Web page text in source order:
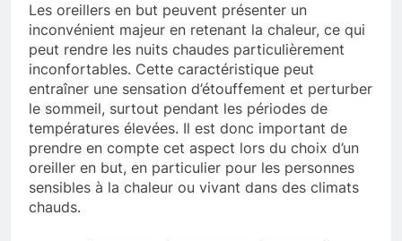
Les oreillers en but peuvent présenter un
inconvénient majeur en retenant la chaleur, ce qui
peut rendre les nuits chaudes particulièrement
inconfortables. Cette caractéristique peut
entraîner une sensation d’étouffement et perturber
le sommeil, surtout pendant les périodes de
températures élevées. Il est donc important de
prendre en compte cet aspect lors du choix d’un
oreiller en but, en particulier pour les personnes
sensibles à la chaleur ou vivant dans des climats
chauds.